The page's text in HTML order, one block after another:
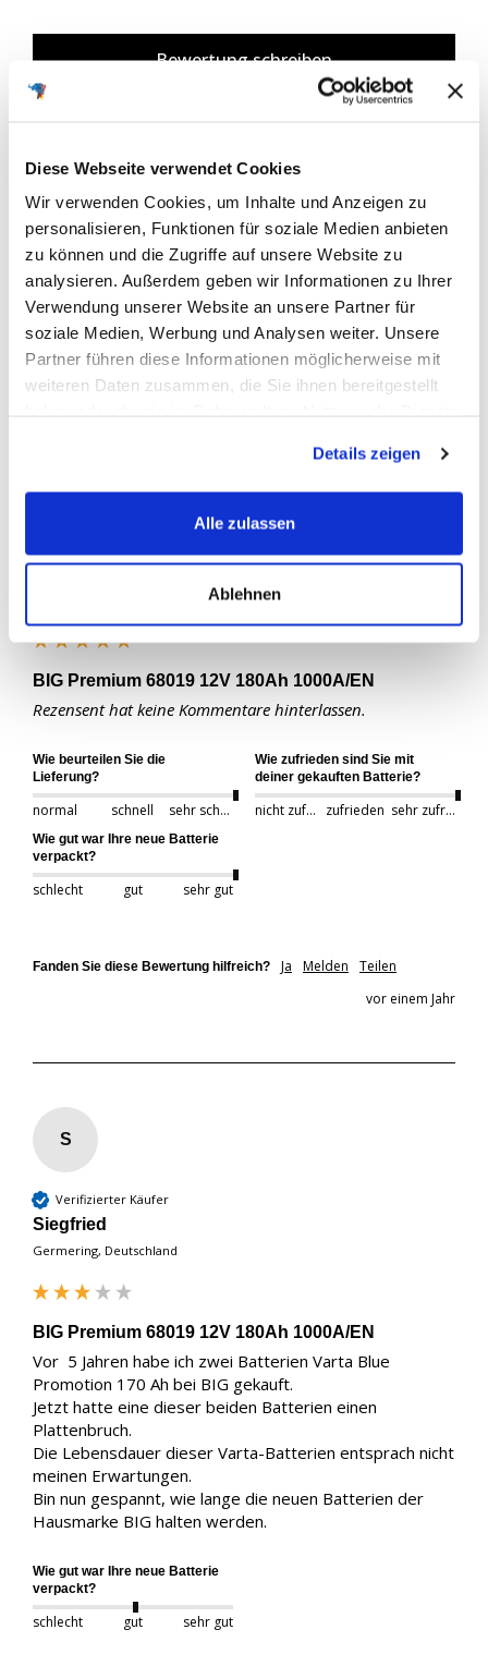
Diese Webseite verwendet Cookies
Wir verwenden Cookies, um Inhalte und Anzeigen zu
personalisieren, Funktionen für soziale Medien anbieten
zu können und die Zugriffe auf unsere Website zu
analysieren. Außerdem geben wir Informationen zu Ihrer
Verwendung unserer Website an unsere Partner für
soziale Medien, Werbung und Analysen weiter. Unsere
Partner führen diese Informationen möglicherweise mit
weiteren Daten zusammen, die Sie ihnen bereitgestellt
Details zeigen
Alle zulassen
Ablehnen
Bewertung schreiben
50% rated this product 4-5 stars
Sortieren Suchen:
Produktbewertungen Fragen
F
BIG Premium 68019 12V 180Ah 1000A/EN
Rezensent hat keine Kommentare hinterlassen.
Wie beurteilen Sie die
Lieferung?
normal schnell sehr schnell
Wie zufrieden sind Sie mit
deiner gekauften Batterie?
nicht zufrieden zufrieden sehr zufrieden
Wie gut war Ihre neue Batterie
verpackt?
schlecht gut sehr gut
Fanden Sie diese Bewertung hilfreich? Ja Melden
Teilen
vor einem Jahr
S
Verifizierter Käufer
Siegfried
Germering, Deutschland
BIG Premium 68019 12V 180Ah 1000A/EN
Vor  5 Jahren habe ich zwei Batterien Varta Blue
Promotion 170 Ah bei BIG gekauft.
Jetzt hatte eine dieser beiden Batterien einen
Plattenbruch.
Die Lebensdauer dieser Varta-Batterien entsprach nicht
meinen Erwartungen.
Bin nun gespannt, wie lange die neuen Batterien der
Hausmarke BIG halten werden.
Wie gut war Ihre neue Batterie
verpackt?
schlecht gut sehr gut